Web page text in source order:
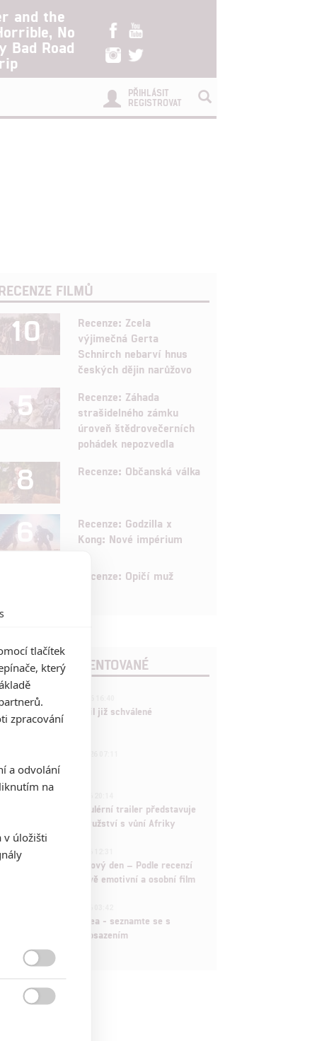
and the
No
Bad Road
PŘIHLÁSIT
REGISTROVAT
FILMŮ
10
Recenze: Zcela
výjimečná Gerta
Schnirch nebarví hnus
českých dějin narůžovo
5
Recenze: Záhada
strašidelného zámku
úroveň štědrovečerních
pohádek nepozvedla
8 Recenze: Občanská válka
6
Recenze: Godzilla x
Kong: Nové impérium
Recenze: Opičí muž
KOMENTOVANÉ
3 ČLÁNEK | 01.08.2026 16:40
nečekaně zrušil již schválené
彈專家
1
Děti krve a kostí: Regulérní trailer představuje
akční fantasy dobrodružství s vůní Afriky
1
Man: Zbrusu nový den – Podle recenzí
máme čekat překvapivě emotivní a osobní film
Velké preview: Odyssea - seznamte se s
maximálně nabitým obsazením
tlačítek
který
zpracování
a odvolání
na
v úložišti